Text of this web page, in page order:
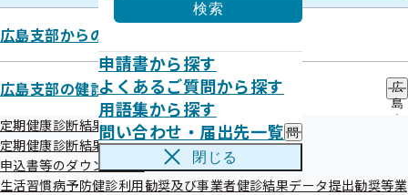
検索
申請書から探す
よくあるご質問から探す
用語集から探す
問い合わせ・届出先一覧 問
い
わ
閉じる
広島支部からのお知らせ
広島支部の健診・保健指導のご案内
広
島
診
定期健康診断結果データ提供について
定期健康診断結果データの紙媒体での提出について
申込書等のダウンロード
生活習慣病予防健診利用勧奨及び事業者健診結果データ提出勧奨等業
令和6年度 第2回広島支部評議会
資料
令和6年10月22日（火）に第2回全国健康保険協会広島支部
評議会を開催いたしました。